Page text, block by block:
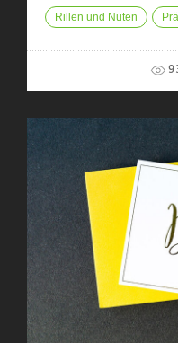
Rillen und Nuten